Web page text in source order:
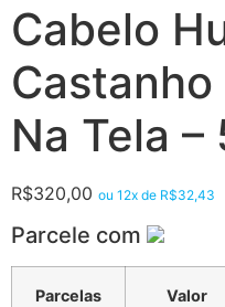
Cabelo
Na Tela –
R$320,00 ou 12x de R$32,43
Parcele com
Parcelas Valor